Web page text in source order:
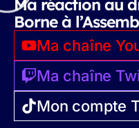
Ma réaction au
Borne à
Ma chaîne
Ma chaîne
Mon compte